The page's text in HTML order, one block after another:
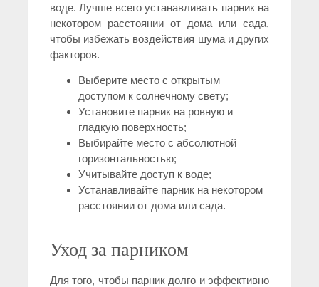
воде. Лучше всего устанавливать парник на
некотором расстоянии от дома или сада,
чтобы избежать воздействия шума и других
факторов.
Выберите место с открытым
доступом к солнечному свету;
Установите парник на ровную и
гладкую поверхность;
Выбирайте место с абсолютной
горизонтальностью;
Учитывайте доступ к воде;
Устанавливайте парник на некотором
расстоянии от дома или сада.
Уход за парником
Для того, чтобы парник долго и эффективно